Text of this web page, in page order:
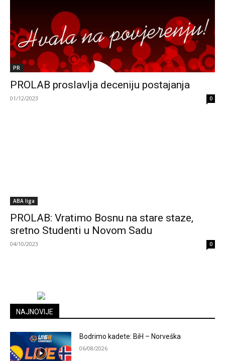
PR
PROLAB proslavlja deceniju postajanja
01/12/2023 0
ABA liga
PROLAB: Vratimo Bosnu na stare staze,
sretno Studenti u Novom Sadu
04/10/2023 0
NAJNOVIJE
Bodrimo kadete: BiH – Norveška
06/08/2026